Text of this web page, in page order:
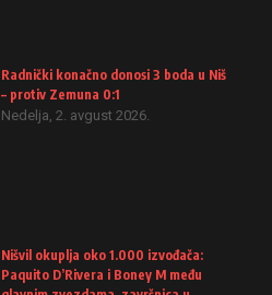
Radnički konačno donosi 3 boda u Niš
– protiv Zemuna 0:1
Nedelja, 2. avgust 2026.
Nišvil okuplja oko 1.000 izvođača:
Paquito D’Rivera i Boney M među